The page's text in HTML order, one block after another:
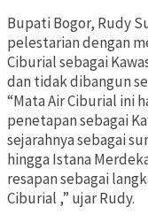
Bupati Bogor, Rudy
pelestarian dengan
Ciburial sebagai
dan tidak dibangun
“Mata Air Ciburial ini
penetapan sebagai
sejarahnya sebagai
hingga Istana
resapan sebagai
Ciburial ,” ujar Rudy.